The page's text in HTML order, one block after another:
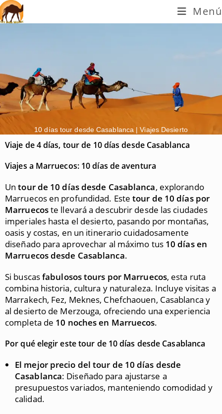
Menú
10 días tour desde Casablanca | Viajes Desierto
Viaje de 4 días, tour de 10 días desde Casablanca
Viajes a Marruecos: 10 días de aventura
Untour de 10 días desde Casablanca, explorando
Marruecos en profundidad. Estetour de 10 días por
Marruecoste llevará a descubrir desde las ciudades
imperiales hasta el desierto, pasando por montañas,
oasis y costas, en un itinerario cuidadosamente
diseñado para aprovechar al máximo tus 10 días en
Marruecos desde Casablanca.
Si buscasfabulosos tours por Marruecos, esta ruta
combina historia, cultura y naturaleza. Incluye visitas a
Marrakech, Fez, Meknes, Chefchaouen, Casablanca y
al desierto de Merzouga, ofreciendo una experiencia
completa de 10 noches en Marruecos.
Por qué elegir este tour de 10 días desde Casablanca
El mejor precio del tour de 10 días desde
Casablanca: Diseñado para ajustarse a
presupuestos variados, manteniendo comodidad y
calidad.